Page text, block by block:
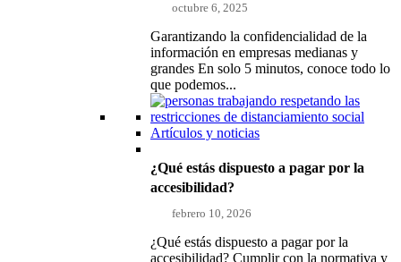
octubre 6, 2025
Garantizando la confidencialidad de la
información en empresas medianas y
grandes En solo 5 minutos, conoce todo lo
que podemos...
Artículos y noticias
¿Qué estás dispuesto a pagar por la
accesibilidad?
febrero 10, 2026
¿Qué estás dispuesto a pagar por la
accesibilidad? Cumplir con la normativa y